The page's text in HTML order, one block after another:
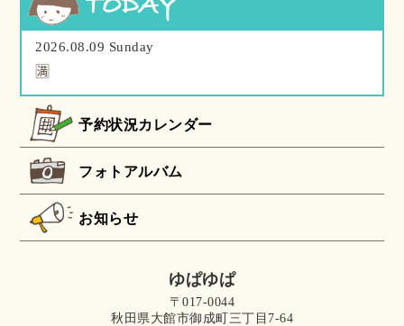
2026.08.09 Sunday
🈵
予約状況カレンダー
フォトアルバム
お知らせ
ゆぱゆぱ
〒017-0044
秋田県大館市御成町三丁目7-64